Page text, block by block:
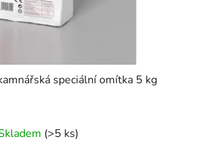
speciální omítka 5 kg
(>5 ks)